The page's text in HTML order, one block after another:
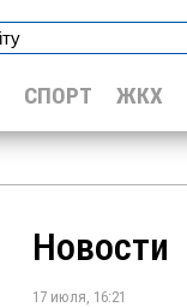
ЖКХ
СПОРТ
Новости
17 июля, 16:21